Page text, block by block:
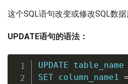
这个SQL语句改变或修改SQL数据
UPDATE语句的语法：
UPDATE
SET column_name1 =